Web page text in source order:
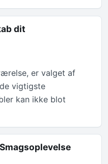
dit
er valget af
vigtigste
kan ikke blot